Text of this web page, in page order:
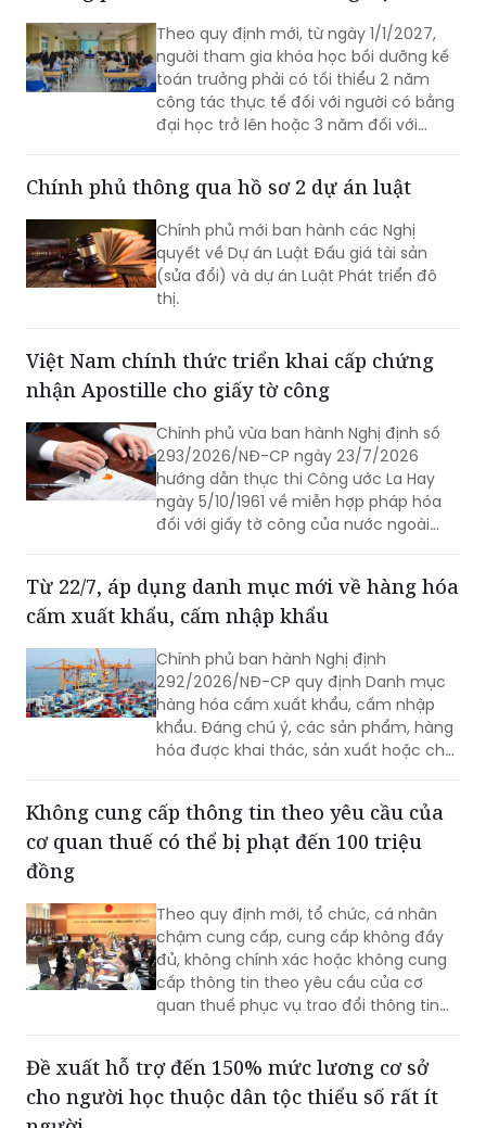
Từ 1/1/2027, muốn học bồi dưỡng kế toán
trưởng phải có từ 2-3 năm kinh nghiệm
Theo quy định mới, từ ngày 1/1/2027,
người tham gia khóa học bồi dưỡng kế
công tác thực tế đối với người có bằng
đại học trở lên hoặc 3 năm đối với
người có bằng trung cấp, cao đẳng
chuyên ngành tài chính, kế toán, kiểm
toán.
Chính phủ thông qua hồ sơ 2 dự án luật
Chính phủ mới ban hành các Nghị
(sửa đổi) và dự án Luật Phát triển đô
thị.
Việt Nam chính thức triển khai cấp chứng
nhận Apostille cho giấy tờ công
Chính phủ vừa ban hành Nghị định số
293/2026/NĐ-CP ngày 23/7/2026
ngày 5/10/1961 về miễn hợp pháp hóa
đối với giấy tờ công của nước ngoài
(Công ước Apostille).
Từ 22/7, áp dụng danh mục mới về hàng hóa
cấm xuất khẩu, cấm nhập khẩu
Chính phủ ban hành Nghị định
292/2026/NĐ-CP quy định Danh mục
khẩu. Đáng chú ý, các sản phẩm, hàng
hóa được khai thác, sản xuất hoặc chế
tạo toàn bộ hay một phần bằng lao
Không cung cấp thông tin theo yêu cầu của
cơ quan thuế có thể bị phạt đến 100 triệu
đồng
Theo quy định mới, tổ chức, cá nhân
chậm cung cấp, cung cấp không đầy
cấp thông tin theo yêu cầu của cơ
quan thuế phục vụ trao đổi thông tin
về thuế có thể bị phạt từ 10 đến 100